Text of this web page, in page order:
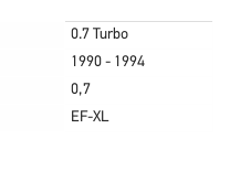
0.7 Turbo
1990 - 1994
0,7
EF-XL